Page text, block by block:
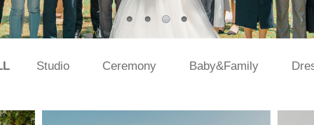
Studio Ceremony Baby&Family